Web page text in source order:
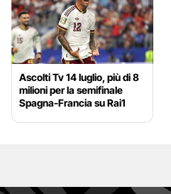
Ascolti Tv 14 luglio, più di 8
milioni per la semifinale
Spagna-Francia su Rai1